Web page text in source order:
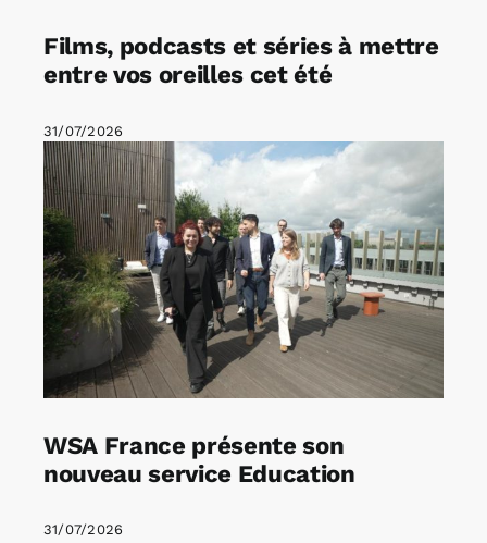
Films, podcasts et séries à mettre
entre vos oreilles cet été
31/07/2026
WSA France présente son
nouveau service Education
31/07/2026